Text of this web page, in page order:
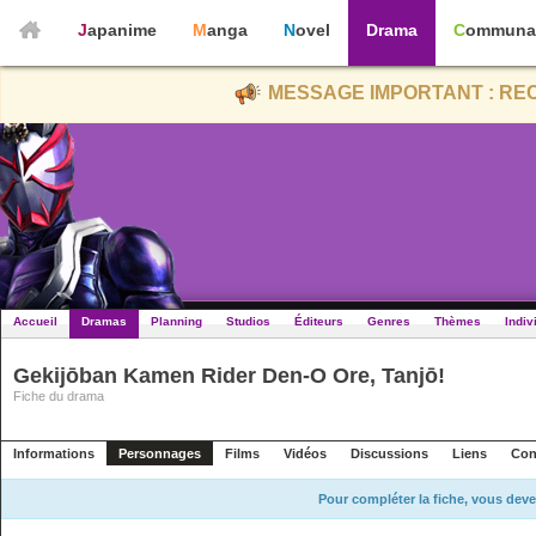
Japanime Manga Novel Drama
MESSAGE IMPORTANT :
Accueil Dramas Planning Studios Éditeurs Genres Thèmes
Gekijōban Kamen Rider Den-O Ore, Tanjō!
Fiche du drama
Informations Personnages Films Vidéos Discussions Liens
Pour compléter la fiche, vous